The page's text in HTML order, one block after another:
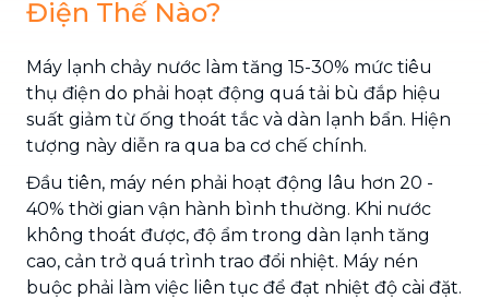
Điện Thế Nào?
Máy lạnh chảy nước làm tăng 15-30% mức tiêu
thụ điện do phải hoạt động quá tải bù đắp hiệu
suất giảm từ ống thoát tắc và dàn lạnh bẩn. Hiện
tượng này diễn ra qua ba cơ chế chính.
Đầu tiên, máy nén phải hoạt động lâu hơn 20 -
40% thời gian vận hành bình thường. Khi nước
không thoát được, độ ẩm trong dàn lạnh tăng
cao, cản trở quá trình trao đổi nhiệt. Máy nén
buộc phải làm việc liên tục để đạt nhiệt độ cài đặt.